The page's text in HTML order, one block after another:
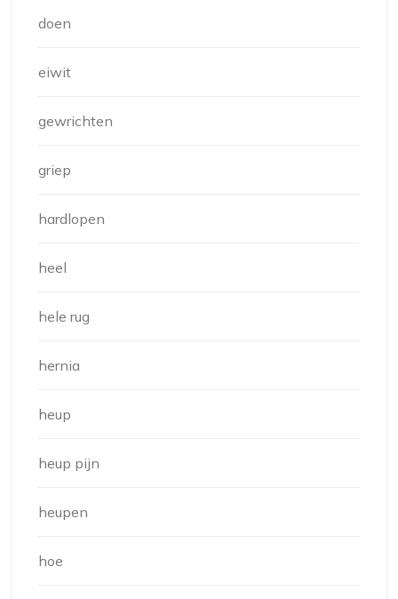
doen
eiwit
gewrichten
griep
hardlopen
heel
hele rug
hernia
heup
heup pijn
heupen
hoe